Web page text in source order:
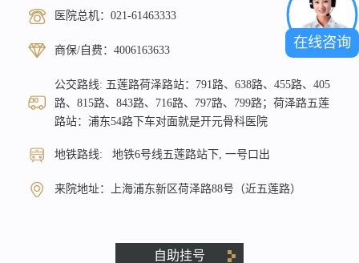
医院总机： 021-61463333
商保/自费： 4006163633
公交路线: 五莲路荷泽路站：791路、638路、455路、405
路、815路、843路、716路、797路、799路；荷泽路五莲
路站：浦东54路下车对面就是开元骨科医院
地铁路线: 地铁6号线五莲路站下, 一号口出
来院地址：上海浦东新区荷泽路88号（近五莲路）
自助挂号
在线咨询